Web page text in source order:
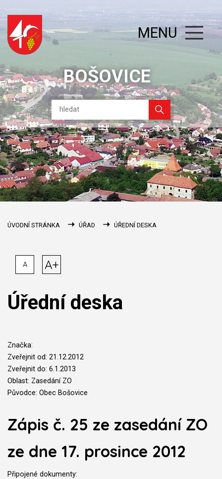
BOŠOVICE
MENU
ÚVODNÍ STRÁNKA ÚŘAD ÚŘEDNÍ DESKA
A A+
Úřední deska
Značka:
Zveřejnit od: 21.12.2012
Zveřejnit do: 6.1.2013
Oblast: Zasedání ZO
Původce: Obec Bošovice
Zápis č. 25 ze zasedání ZO
ze dne 17. prosince 2012
Připojené dokumenty: